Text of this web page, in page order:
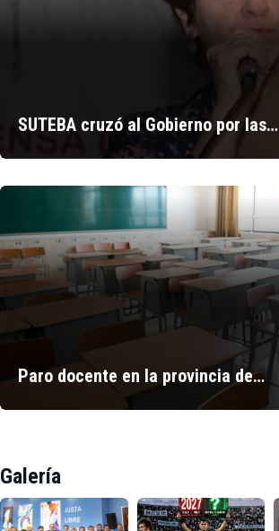
SUTEBA cruzó al Gobierno por las…
Paro docente en la provincia de…
Galería